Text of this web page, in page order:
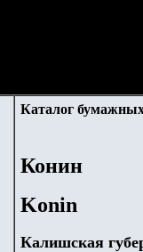
Каталог
Конин
Konin
Калишская